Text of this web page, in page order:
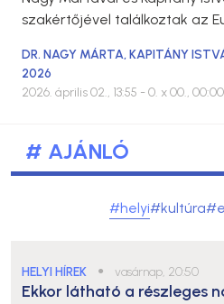
szakértőjével találkoztak az
DR. NAGY MÁRTA,KAPITÁNY
2026
2026. április 02., 13:55 - 0. x 00., 00:00
# AJÁNLÓ
#helyi#kultúra
HELYI HÍREK ● vasárnap, 20:50
Ekkor látható a részleges